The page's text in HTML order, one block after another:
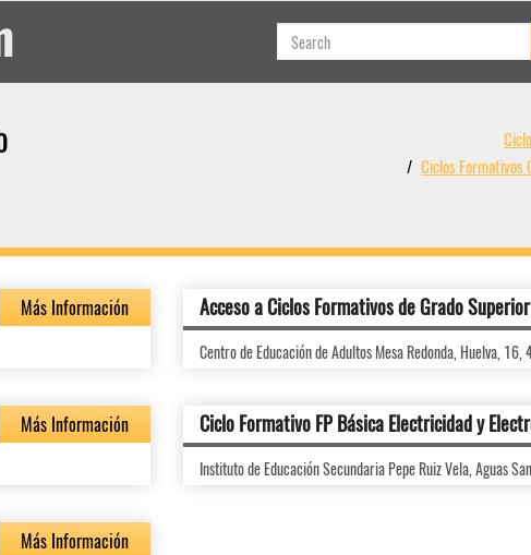
Ciclos Formativos
Más Información Acceso a Ciclos Formativos de Grado Superior
Centro de Educación de Adultos Mesa Redonda, Huelva, 16,
Más Información Ciclo Formativo FP Básica Electricidad y
Instituto de Educación Secundaria Pepe Ruiz Vela, Aguas
Más Información